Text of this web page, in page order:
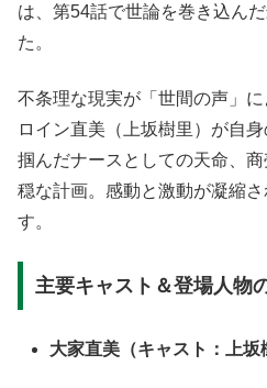
は、第54話で世論を巻き込ん
た。
不条理な現実が「世間の声」
ロイン直美（上坂樹里）が自
掴んだナースとしての天命、
穏な計画。感動と激動が凝縮
す。
主要キャスト＆登場人物
大家直美（キャスト：上坂